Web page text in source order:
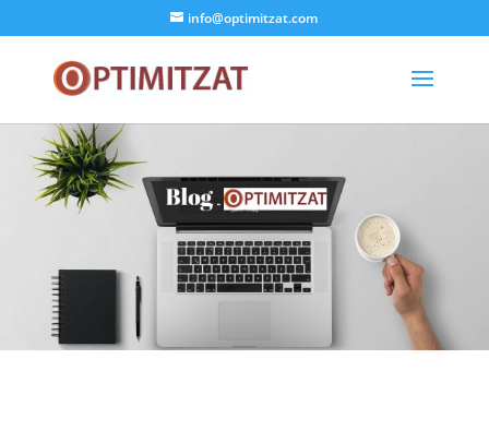
info@optimitzat.com